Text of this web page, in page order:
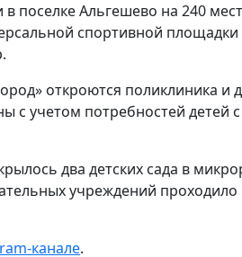
поселке Альгешево на 240
спортивной площадки
откроются поликлиника и
с учетом потребностей детей
два детских сада в
учреждений проходило
канале.